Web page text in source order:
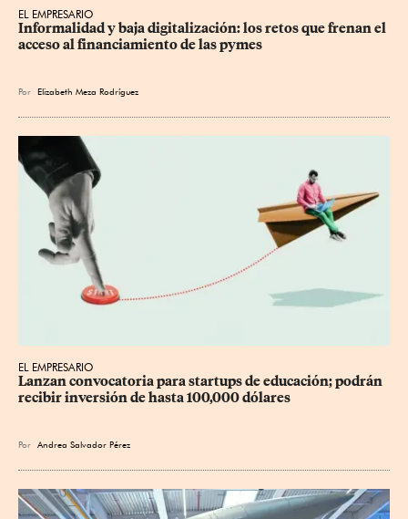
EL EMPRESARIO
Informalidad y baja digitalización: los retos que frenan el
acceso al financiamiento de las pymes
Por Elizabeth Meza Rodríguez
EL EMPRESARIO
Lanzan convocatoria para startups de educación; podrán
recibir inversión de hasta 100,000 dólares
Por Andrea Salvador Pérez